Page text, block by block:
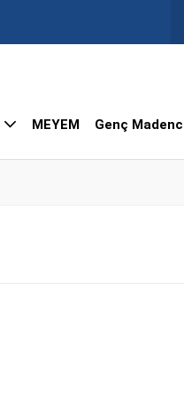
MEYEM Genç